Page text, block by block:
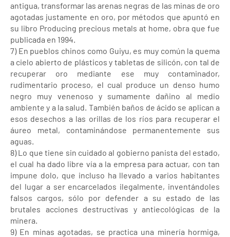
antigua, transformar las arenas negras de las minas de oro
agotadas justamente en oro, por métodos que apuntó en
su libro Producing precious metals at home, obra que fue
publicada en 1994.
7) En pueblos chinos como Guiyu, es muy común la quema
a cielo abierto de plásticos y tabletas de silicón, con tal de
recuperar oro mediante ese muy contaminador,
rudimentario proceso, el cual produce un denso humo
negro muy venenoso y sumamente dañino al medio
ambiente y a la salud. También baños de ácido se aplican a
esos desechos a las orillas de los ríos para recuperar el
áureo metal, contaminándose permanentemente sus
aguas.
8) Lo que tiene sin cuidado al gobierno panista del estado,
el cual ha dado libre vía a la empresa para actuar, con tan
impune dolo, que incluso ha llevado a varios habitantes
del lugar a ser encarcelados ilegalmente, inventándoles
falsos cargos, sólo por defender a su estado de las
brutales acciones destructivas y antiecológicas de la
minera.
9) En minas agotadas, se practica una minería hormiga,